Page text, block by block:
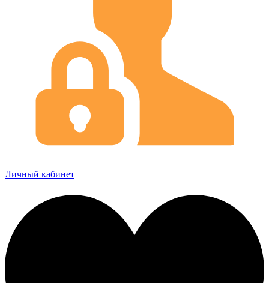
Личный кабинет